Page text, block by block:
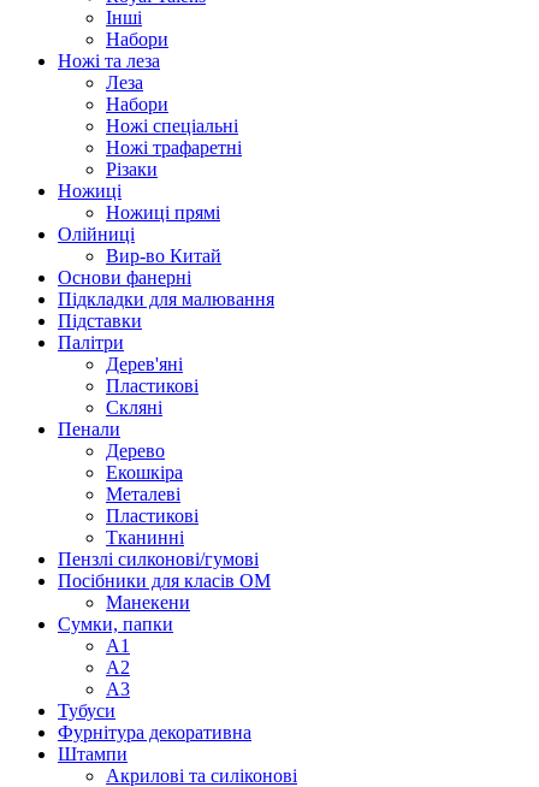
Інші
Набори
Ножі та леза
Леза
Набори
Ножі спеціальні
Ножі трафаретні
Різаки
Ножиці
Ножиці прямі
Олійниці
Вир-во Китай
Основи фанерні
Підкладки для малювання
Підставки
Палітри
Дерев'яні
Пластикові
Скляні
Пенали
Дерево
Екошкіра
Металеві
Пластикові
Тканинні
Пензлі силконові/гумові
Посібники для класів ОМ
Манекени
Сумки, папки
А1
А2
А3
Тубуси
Фурнітура декоративна
Штампи
Акрилові та силіконові